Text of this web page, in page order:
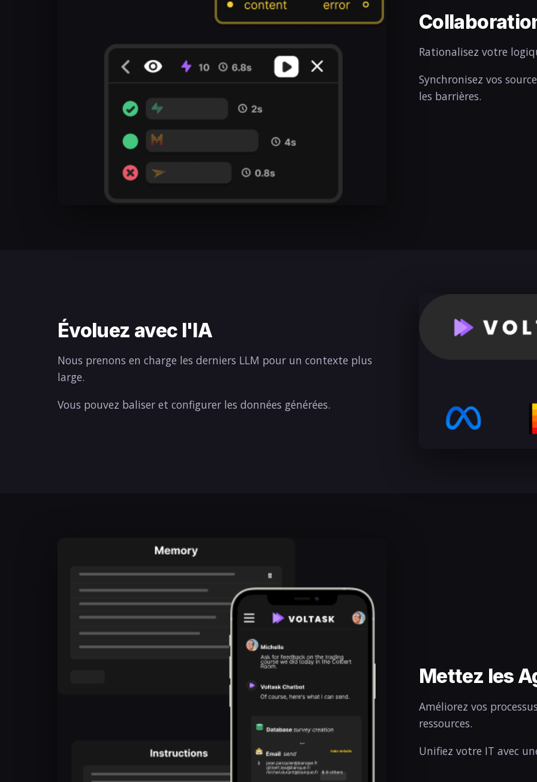
Rationalisez votre
Synchronisez vos
les barrières.
Évoluez avec l'IA
Nous prenons en charge les derniers LLM pour un contexte plus
large.
Vous pouvez baliser et configurer les données générées.
Mettez les
Améliorez vos
ressources.
Unifiez votre IT avec